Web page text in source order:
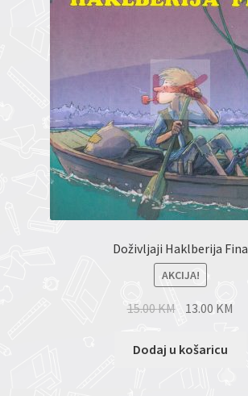
Doživljaji Haklberija Fina
AKCIJA!
15.00KM 13.00 KM
Dodaj u košaricu